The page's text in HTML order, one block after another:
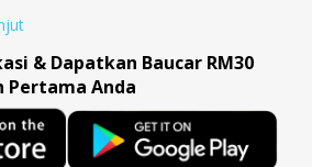
& Dapatkan Baucar RM30
Pertama Anda